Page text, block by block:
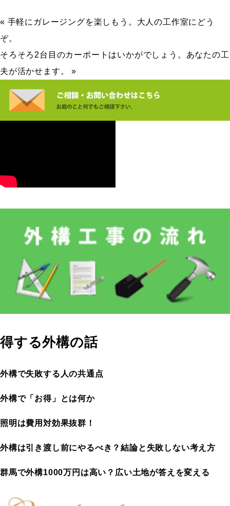
« 手軽にガレージングを楽しもう。大人の工作室にどう
ぞ。
そろそろ2台目のカーポートはいかがでしょう。あなたの工
夫が活かせます。 »
得する外構の話
外構で失敗する人の共通点
外構で「お得」とは何か
照明は費用対効果抜群！
外構は引き渡し前にやるべき？結論と失敗しない考え方
群馬で外構1000万円は高い？広い土地が答えを変える